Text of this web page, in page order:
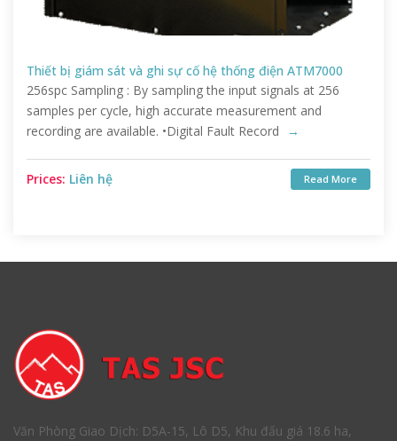
Thiết bị giám sát và ghi sự cố hệ thống điện ATM7000
256spc Sampling : By sampling the input signals at 256
samples per cycle, high accurate measurement and
recording are available. •Digital Fault Record
→
Prices: Liên hệ Read More
Văn Phòng Giao Dịch: D5A-15, Lô D5, Khu đấu giá 18.6 ha,